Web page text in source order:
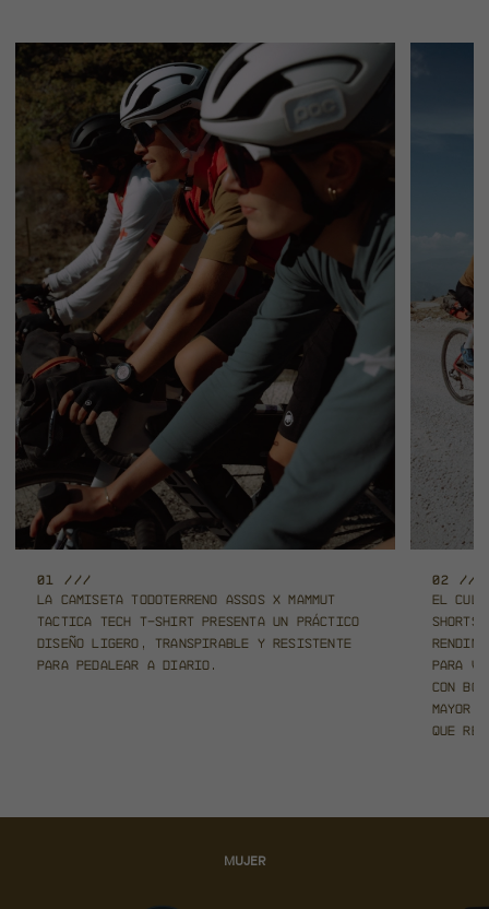
01 ///
La camiseta todoterreno ASSOS x Mammut
TACTICA Tech T-Shirtpresenta un práctico
diseño ligero, transpirable y resistente
para pedalear a diario.
02 ///
El
para
con
mayor
que
MUJER